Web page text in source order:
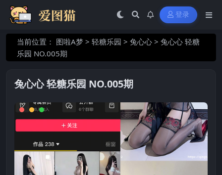
登录
当前位置： 图啦A梦 > 轻糖乐园 > 兔心心 > 兔心心 轻糖
乐园 NO.005期
兔心心 轻糖乐园 NO.005期